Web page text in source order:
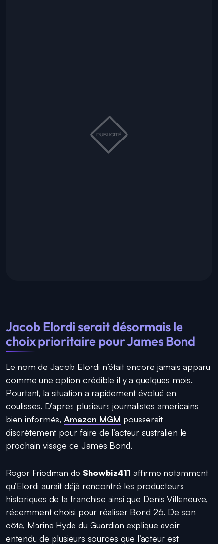
Jacob Elordi serait désormais le
choix prioritaire pour James Bond
Le nom de Jacob Elordi n’était encore jamais apparu
comme une option crédible il y a quelques mois.
Pourtant, la situation a rapidement évolué en
coulisses. D’après plusieurs journalistes américains
bien informés, Amazon MGM pousserait
discrètement pour faire de l’acteur australien le
prochain visage de James Bond.
Roger Friedman de Showbiz411 affirme notamment
qu’Elordi aurait déjà rencontré les producteurs
historiques de la franchise ainsi que Denis Villeneuve,
récemment choisi pour réaliser Bond 26. De son
côté, Marina Hyde du Guardian explique avoir
entendu de plusieurs sources que l’acteur est